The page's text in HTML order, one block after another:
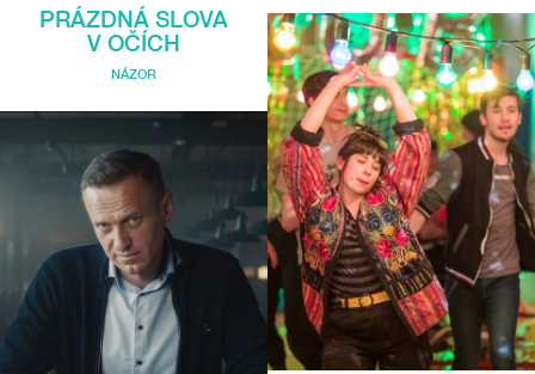
PRÁZDNÁ SLOVA
V OČÍCH
NÁZOR